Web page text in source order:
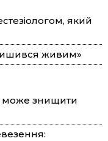
який
живим»
може знищити